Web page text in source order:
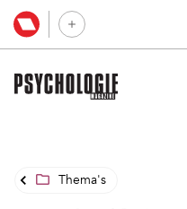
Thema's